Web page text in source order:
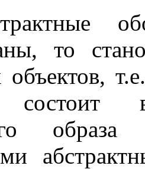
то
объектов,
состоит